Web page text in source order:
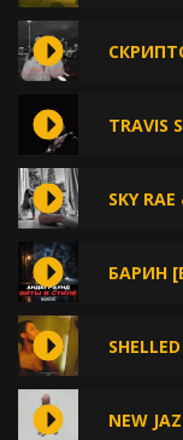
TRAVIS
SKY
БАРИН
NEW